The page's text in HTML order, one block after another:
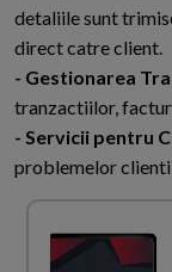
detaliile sunt
direct catre client.
- Gestionarea
tranzactiilor,
- Servicii pentru
problemelor